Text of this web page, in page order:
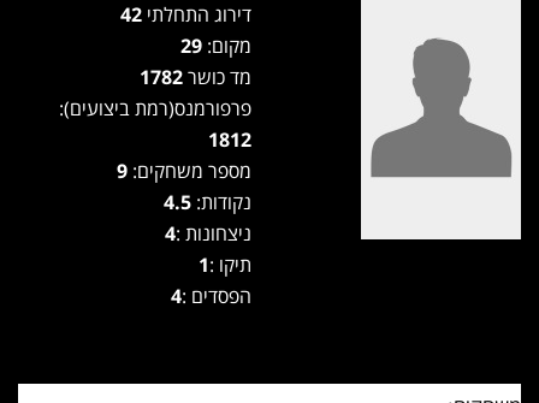
דירוג התחלתי
מקום:
מד כושר
פרפורמנס(רמת ביצועים):
1812
מספר משחקים:
נקודות: 4.5
ניצחונות :4
תיקו :1
הפסדים :4